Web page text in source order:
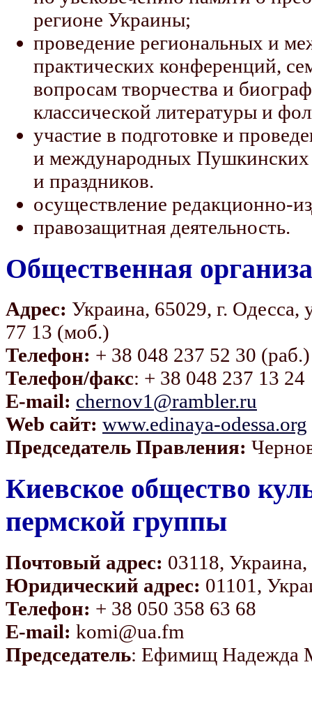
регионе Украины;
проведение региональных и
практических конференций,
вопросам творчества и
классической литературы и
участие в подготовке и
и международных Пушкинских
и праздников.
осуществление редакционно-
правозащитная деятельность.
Общественная
Адрес: Украина, 65029, г. Одесса,
77 13 (моб.)
Телефон: + 38 048 237 52 30 (раб.)
Телефон/факс: + 38 048 237 13 24
E-mail: chernov1@rambler.ru
Web сайт: www.edinaya-odessa.org
Председатель Правления:
Киевское общество
пермской группы
Почтовый адрес: 03118,
Юридический адрес: 01101,
Телефон: + 38 050 358 63 68
E-mail: komi@ua.fm
Председатель: Ефимищ Надежда